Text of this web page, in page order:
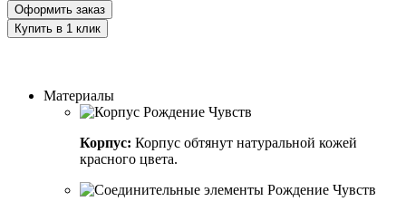
Оформить заказ
Купить в 1 клик
Материалы
Корпус: Корпус обтянут натуральной кожей
красного цвета.